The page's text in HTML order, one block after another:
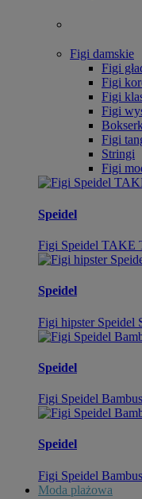
Figi damskie
Figi
Figi
Figi
Figi
Figi
Stringi
Figi
Speidel
Figi Speidel TAKE
Speidel
Figi hipster Speidel
Speidel
Figi Speidel
Speidel
Figi Speidel
Moda plażowa